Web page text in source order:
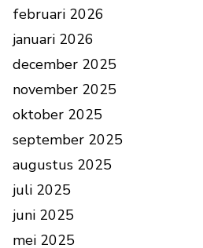
februari 2026
januari 2026
december 2025
november 2025
oktober 2025
september 2025
augustus 2025
juli 2025
juni 2025
mei 2025